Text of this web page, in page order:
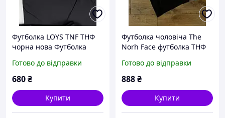
Футболка LOYS TNF ТНФ
чорна нова Футболка
чудової якості. XS
Готово до відправки
680₴
Купити
Футболка чоловіча The
Norh Face футболка ТНФ
фейс S-XL
Готово до відправки
888₴
Купити